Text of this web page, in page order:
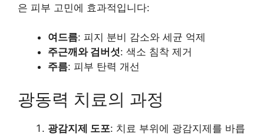
은 피부 고민에 효과적입니다:
여드름: 피지 분비 감소와 세균 억제
주근깨와 검버섯: 색소 침착 제거
주름: 피부 탄력 개선
광동력 치료의 과정
광감지제 도포: 치료 부위에 광감지제를 바릅